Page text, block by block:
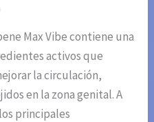
Max Vibe contiene una
activos que
la circulación,
en la zona genital. A
principales